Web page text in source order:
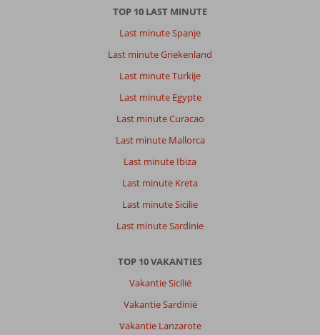
TOP 10 LAST MINUTE
Last minute Spanje
Last minute Griekenland
Last minute Turkije
Last minute Egypte
Last minute Curacao
Last minute Mallorca
Last minute Ibiza
Last minute Kreta
Last minute Sicilie
Last minute Sardinie
TOP 10 VAKANTIES
Vakantie Sicilië
Vakantie Sardinië
Vakantie Lanzarote